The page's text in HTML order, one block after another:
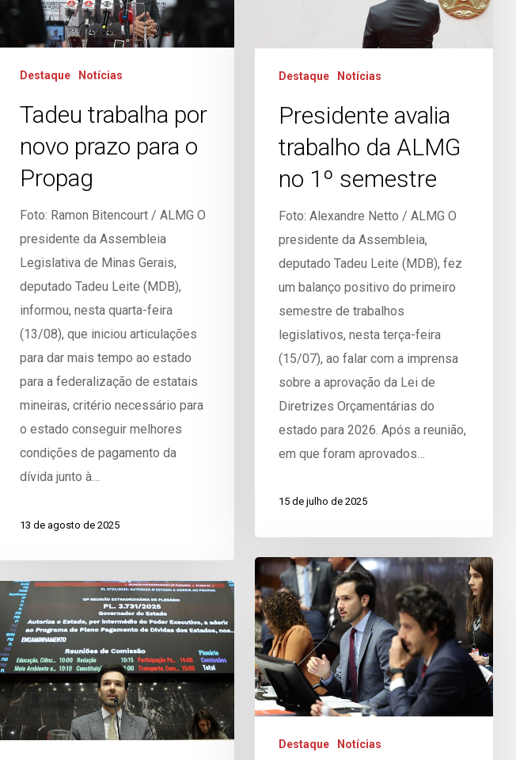
Destaque Notícias
Tadeu trabalha por
novo prazo para o
Propag
Foto: Ramon Bitencourt / ALMG O
presidente da Assembleia
Legislativa de Minas Gerais,
deputado Tadeu Leite (MDB),
informou, nesta quarta-feira
(13/08), que iniciou articulações
para dar mais tempo ao estado
para a federalização de estatais
mineiras, critério necessário para
o estado conseguir melhores
condições de pagamento da
dívida junto à…
13 de agosto de 2025
Destaque Notícias
Presidente avalia
trabalho da ALMG
no 1º semestre
Foto: Alexandre Netto / ALMG O
presidente da Assembleia,
deputado Tadeu Leite (MDB), fez
um balanço positivo do primeiro
semestre de trabalhos
legislativos, nesta terça-feira
(15/07), ao falar com a imprensa
sobre a aprovação da Lei de
Diretrizes Orçamentárias do
estado para 2026. Após a reunião,
em que foram aprovados…
15 de julho de 2025
Destaque Notícias